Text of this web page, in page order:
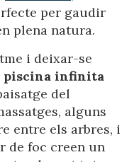
per gaudir
plena natura.
i deixar-se
piscina infinita
del
alguns
entre els arbres, i
de foc creen un